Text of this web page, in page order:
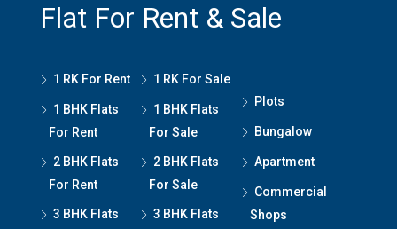
Flat For Rent & Sale
1 RK For Rent
1 BHK Flats
For Rent
2 BHK Flats
For Rent
3 BHK Flats
1 RK For Sale
1 BHK Flats
For Sale
2 BHK Flats
For Sale
3 BHK Flats
Plots
Bungalow
Apartment
Commercial
Shops